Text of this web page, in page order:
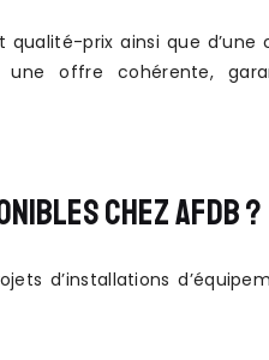
qualité-prix ainsi que
offre cohérente,
CHEZ AFDB ?
d’installations